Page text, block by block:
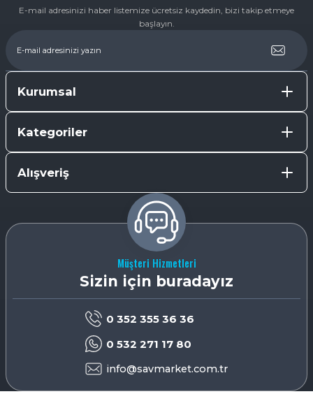
E-mail adresinizi haber listemize ücretsiz kaydedin, bizi takip etmeye
başlayın.
Kurumsal
Kategoriler
Alışveriş
Müşteri Hizmetleri
Sizin için buradayız
0 352 355 36 36
0 532 271 17 80
info@savmarket.com.tr